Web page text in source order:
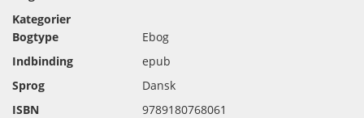
Kategorier
Bogtype
Ebog
Indbinding
epub
Sprog
Dansk
ISBN
9789180768061